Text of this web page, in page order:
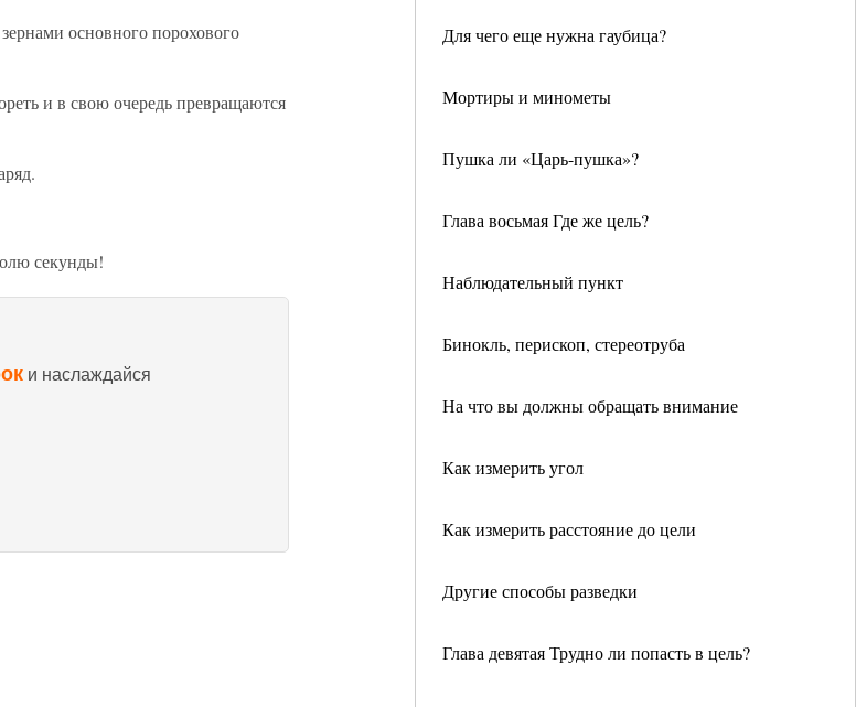
Для чего еще нужна гаубица?
Мортиры и минометы
Пушка ли «Царь-пушка»?
Глава восьмая Где же цель?
Наблюдательный пункт
Бинокль, перископ, стереотруба
На что вы должны обращать внимание
Как измерить угол
Как измерить расстояние до цели
Другие способы разведки
Глава девятая Трудно ли попасть в цель?
основного порохового
и в свою очередь превращаются
секунды!
и наслаждайся